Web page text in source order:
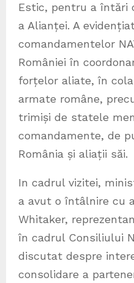
Estic, pentru a întări
a Alianței. A
comandamentelor
României în
forțelor aliate, în
armate române,
trimiși de statele
comandamente, de
România și aliații săi.
In cadrul vizitei,
a avut o întâlnire cu
Whitaker,
în cadrul Consiliului
discutat despre
consolidare a